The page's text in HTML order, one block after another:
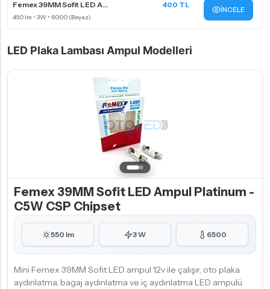
Femex 39MM Sofit LED A... 400 TL
İNCELE
LED Plaka Lambası Ampul Modelleri
Femex 39MM Sofit LED Ampul Platinum -
C5W CSP Chipset
550 lm 3 W 6500
Mini Femex 39MM Sofit LED ampul 12v ile çalışır, oto plaka
aydınlatma, bagaj aydınlatma ve iç aydınlatma LED ampulü